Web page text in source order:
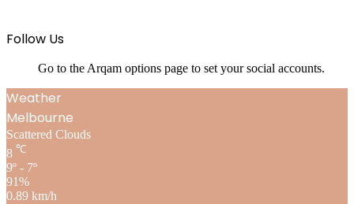
Follow Us
Go to the Arqam options page to set your social accounts.
Weather
Melbourne
Scattered Clouds
8 ℃
9º - 7º
91%
0.89 km/h